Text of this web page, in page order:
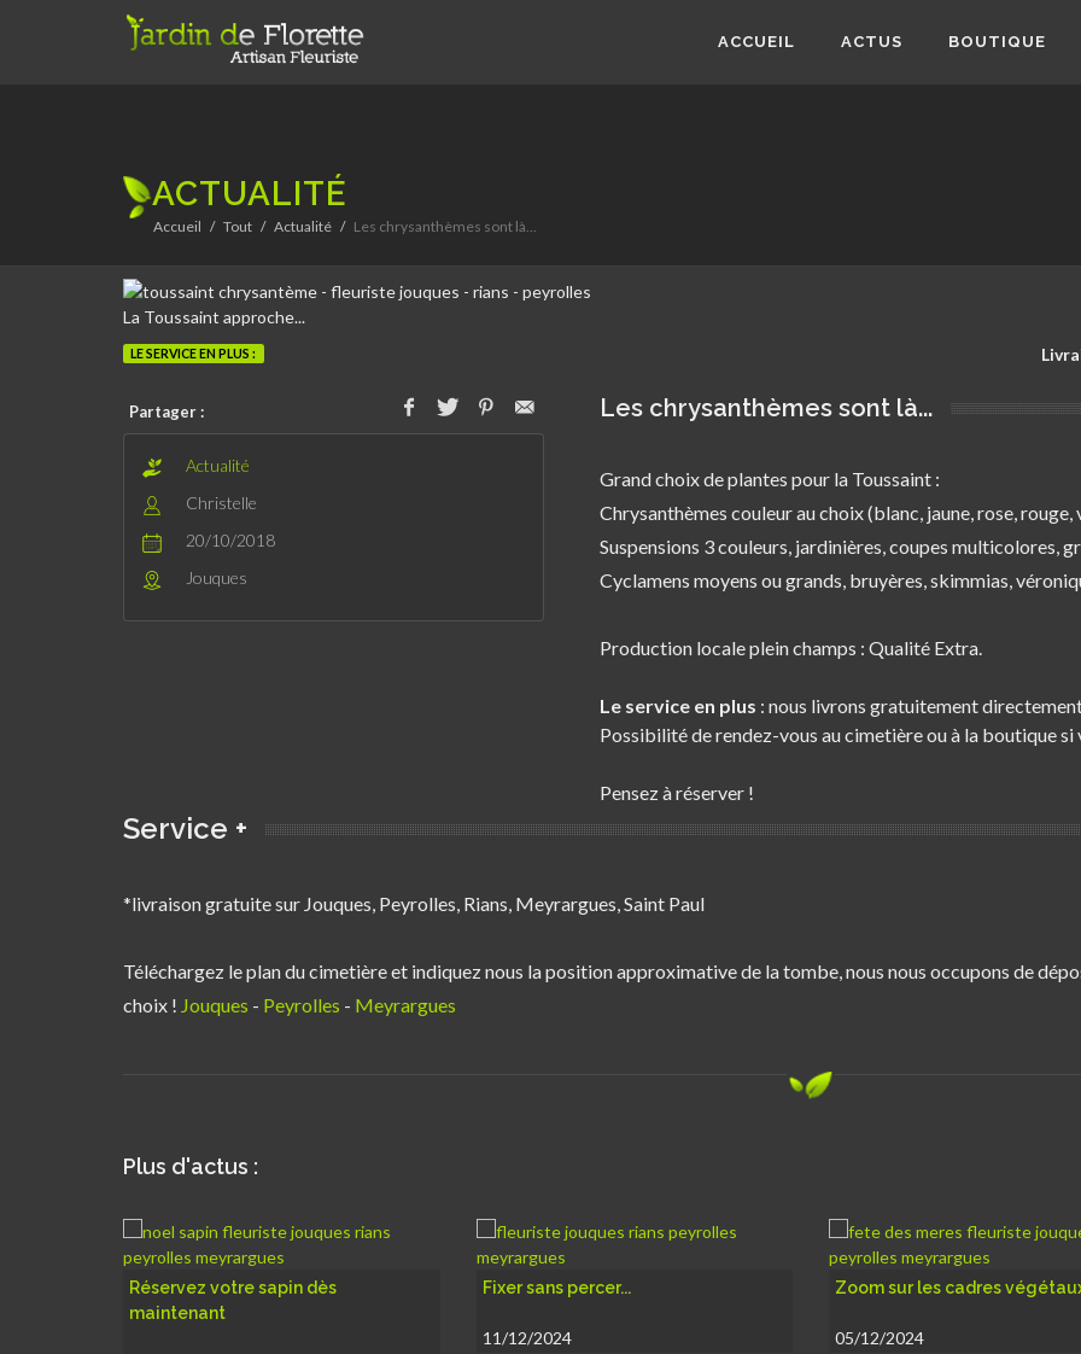
ACCUEIL ACTUS BOUTIQUE
ACTUALITÉ
Accueil Tout Actualité Les chrysanthèmes sont là...
La Toussaint approche...
LE SERVICE EN PLUS :
Partager :
Actualité
Christelle
20/10/2018
Jouques
Les chrysanthèmes sont là...
Grand choix de plantes pour la Toussaint :
Chrysanthèmes couleur au choix (blanc, jaune, rose,
Suspensions 3 couleurs, jardinières, coupes multicolores,
Cyclamens moyens ou grands, bruyères, skimmias,
Production locale plein champs : Qualité Extra.
Le service en plus : nous livrons gratuitement
Possibilité de rendez-vous au cimetière ou à la boutique si
Pensez à réserver !
Service +
*livraison gratuite sur Jouques, Peyrolles, Rians, Meyrargues, Saint Paul
Téléchargez le plan du cimetière et indiquez nous la position approximative de la tombe, nous nous occupons de
choix ! Jouques - Peyrolles - Meyrargues
Plus d'actus :
Fixer sans percer... Zoom sur les cadres végétaux.
05/12/2024
Pensez à réserver vos